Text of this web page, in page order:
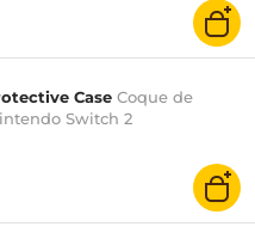
Case Coque de
Switch 2